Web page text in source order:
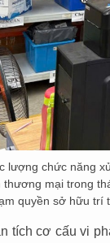
lượng chức năng
thương mại trong
quyền sở hữu trí
tích cơ cấu vi